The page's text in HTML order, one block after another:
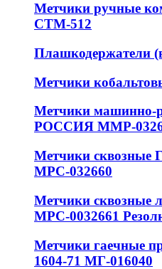
Метчики ручные
СТМ-512
Плашкодержатели
Метчики
Метчики машинно-
РОССИЯ ММР-
Метчики сквозные
МРС-032660
Метчики сквозные
МРС-0032661
Метчики гаечные
1604-71 МГ-016040